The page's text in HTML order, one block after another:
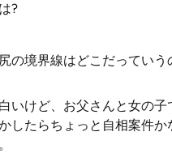
?
の境界線はどこだっていう
いけど、お父さんと女の子
したらちょっと自相案件か